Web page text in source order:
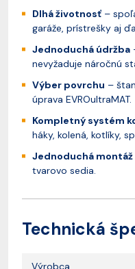
Dlhá životnosť –
garáže, prístrešky aj
Jednoduchá údržba
nevyžaduje náročnú
Výber povrchu –
úprava EVROultraMAT.
Kompletný systém
háky, kolená, kotlíky,
Jednoduchá montáž
tvarovo sedia.
Technická
Výrobca